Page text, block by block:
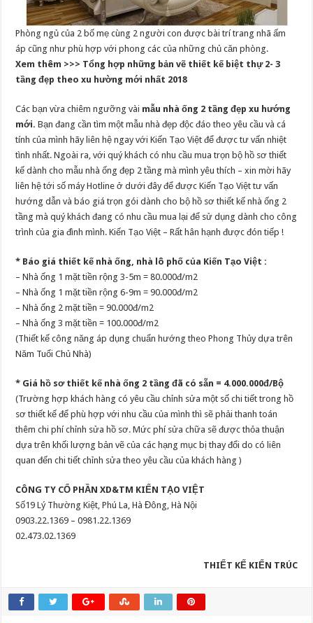
Phòng ngủ của 2 bố mẹ cùng 2 người con được bài trí trang nhã ấm
áp cũng như phù hợp với phong các của những chủ căn phòng.
Xem thêm >>> Tổng hợp những bản vẽ thiết kế biệt thự 2- 3
tầng đẹp theo xu hường mới nhất 2018
Các bạn vừa chiêm ngưỡng vài mẫu nhà ống 2 tầng đẹp xu hướng
mới.Bạn đang cần tìm một mẫu nhà đẹp độc đáo theo yêu cầu và cá
tính của mình hãy liên hệ ngay với Kiến Tạo Việt để được tư vấn nhiệt
tình nhất. Ngoài ra, với quý khách có nhu cầu mua trọn bộ hồ sơ thiết
kế dành cho mẫu nhà ống đẹp 2 tầng mà mình yêu thích – xin mời hãy
liên hệ tới số máy Hotline ở dưới đây để được Kiến Tạo Việt tư vấn
hướng dẫn và báo giá trọn gói dành cho bộ hồ sơ thiết kế nhà ống 2
tầng mà quý khách đang có nhu cầu mua lại để sử dụng dành cho công
trình của gia đình mình. Kiến Tạo Việt – Rất hân hạnh được đón tiếp !
* Báo giá thiết kế nhà ống, nhà lô phố của Kiến Tạo Việt :
– Nhà ống 1 mặt tiền rộng 3-5m = 80.000đ/m2
– Nhà ống 1 mặt tiền rộng 6-9m = 90.000đ/m2
– Nhà ống 2 mặt tiền = 90.000đ/m2
– Nhà ống 3 mặt tiền = 100.000đ/m2
(Thiết kế công năng áp dụng chuẩn hướng theo Phong Thủy dựa trên
Năm Tuổi Chủ Nhà)
* Giá hồ sơ thiết kế nhà ống 2 tầng đã có sẵn = 4.000.000đ/Bộ
(Trường hợp khách hàng có yêu cầu chỉnh sửa một số chi tiết trong hồ
sơ thiết kế để phù hợp với nhu cầu của mình thì sẽ phải thanh toán
thêm chi phí chỉnh sửa hồ sơ. Mức phí sửa chữa sẽ được thỏa thuận
dựa trên khối lượng bản vẽ của các hạng mục bị thay đổi do có liên
quan đến chi tiết chỉnh sửa theo yêu cầu của khách hàng )
CÔNG TY CỔ PHẦN XD&TM KIẾN TẠO VIỆT
Số19 Lý Thường Kiệt, Phú La, Hà Đông, Hà Nội
0903.22.1369 – 0981.22.1369
02.473.02.1369
THIẾT KẾ KIẾN TRÚC